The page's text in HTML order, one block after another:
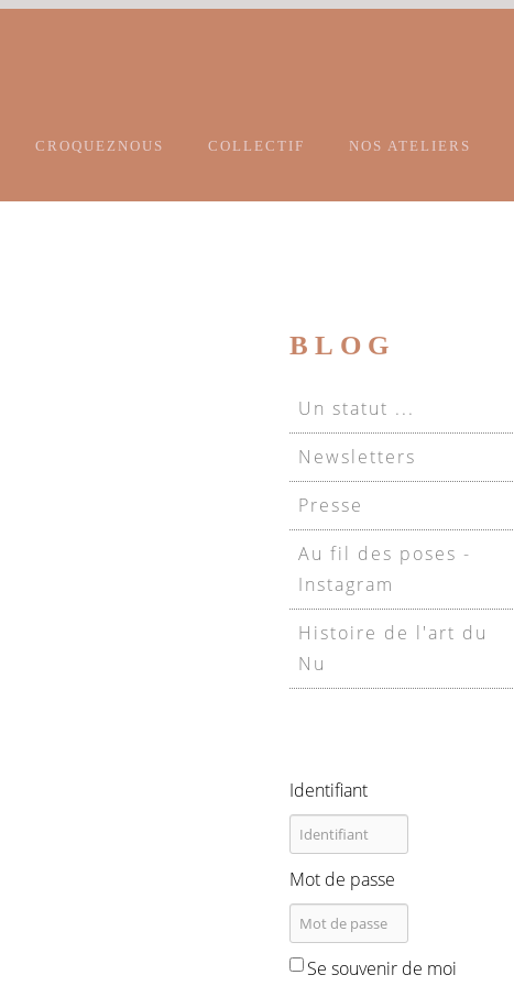
CROQUEZNOUS COLLECTIF NOS ATELIERS
BLOG
Un statut ...
Newsletters
Presse
Au fil des poses -
Instagram
Histoire de l'art du
Nu
Identifiant
Mot de passe
Se souvenir de moi